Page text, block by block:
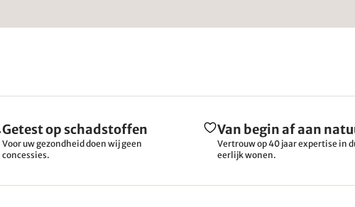
Getest op schadstoffen
Voor uw gezondheid doen wij geen
concessies.
Van begin af aan
Vertrouw op 40 jaar expertise in
eerlijk wonen.